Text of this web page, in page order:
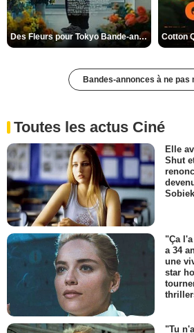
Des Fleurs pour Tokyo Bande-annonce VO STFR
Bandes-annonces à ne pas
Toutes les actus Ciné
Elle
Shut
"Ça
a 34
une
star
"Tu